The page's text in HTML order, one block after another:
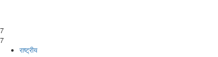
7
7
राष्ट्रीय